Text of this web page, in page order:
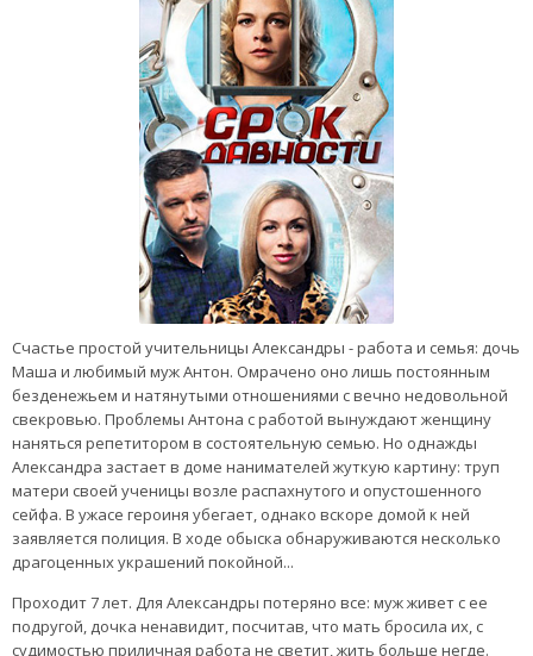
Счастье простой учительницы Александры - работа и семья: дочь
Маша и любимый муж Антон. Омрачено оно лишь постоянным
безденежьем и натянутыми отношениями с вечно недовольной
свекровью. Проблемы Антона с работой вынуждают женщину
наняться репетитором в состоятельную семью. Но однажды
Александра застает в доме нанимателей жуткую картину: труп
матери своей ученицы возле распахнутого и опустошенного
сейфа. В ужасе героиня убегает, однако вскоре домой к ней
заявляется полиция. В ходе обыска обнаруживаются несколько
драгоценных украшений покойной...
Проходит 7 лет. Для Александры потеряно все: муж живет с ее
подругой, дочка ненавидит, посчитав, что мать бросила их, с
судимостью приличная работа не светит, жить больше негде.